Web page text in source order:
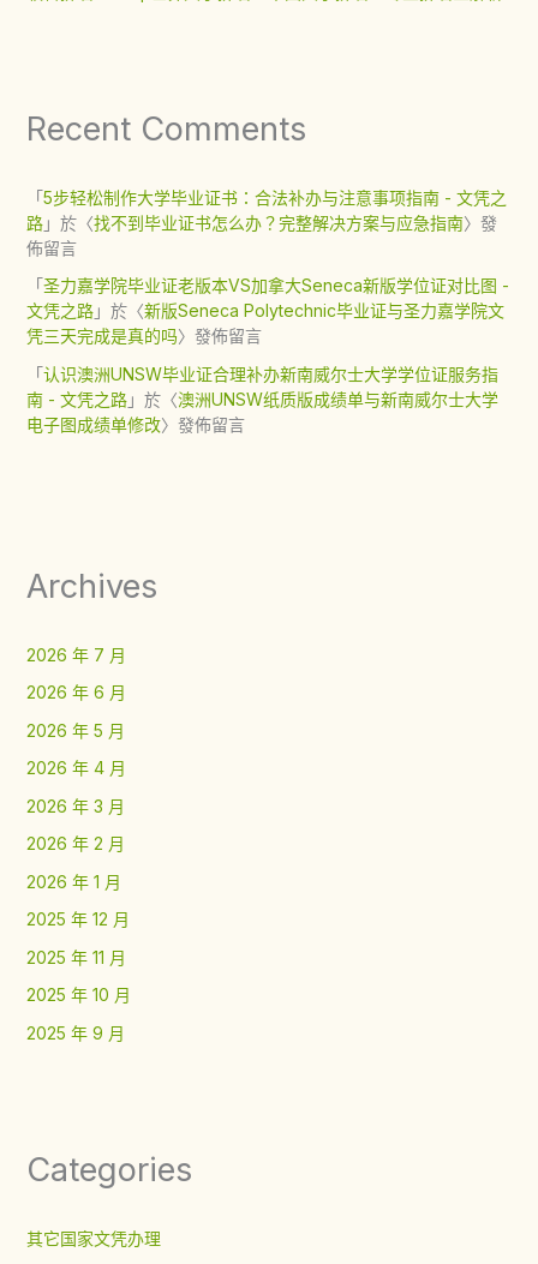
Recent Comments
「5步轻松制作大学毕业证书：合法补办与注意事项指南 - 文凭之
路」於〈找不到毕业证书怎么办？完整解决方案与应急指南〉發
佈留言
「圣力嘉学院毕业证老版本VS加拿大Seneca新版学位证对比图 -
文凭之路」於〈新版Seneca Polytechnic毕业证与圣力嘉学院文
凭三天完成是真的吗〉發佈留言
「认识澳洲UNSW毕业证合理补办新南威尔士大学学位证服务指
南 - 文凭之路」於〈澳洲UNSW纸质版成绩单与新南威尔士大学
电子图成绩单修改〉發佈留言
Archives
2026 年 7 月
2026 年 6 月
2026 年 5 月
2026 年 4 月
2026 年 3 月
2026 年 2 月
2026 年 1 月
2025 年 12 月
2025 年 11 月
2025 年 10 月
2025 年 9 月
Categories
其它国家文凭办理